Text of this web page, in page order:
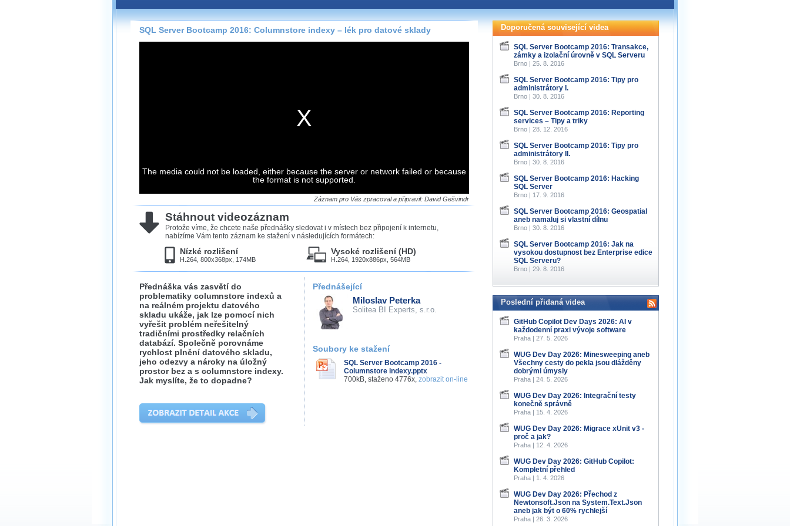
Záznamy na našem webu můžete pohodlně sledovat
přímo na stránce s využitím našehoHTML 5nebo
Silverlightpřehrávače.
Stahování záznamů
neumožňuje, proto umožňujeme stahování vybraných
Velmi staré záznamy máme historicky uložené
ve formátu, který není vhodný pro stahování,
proto je ke stažení nenabízíme.
SQL Server Bootcamp 2016: Columnstore indexy – lék pro datové sklady
The media could not be loaded, either because the server or network failed or because
the format is not supported.
Záznam pro Vás zpracoval a připravil: David Gešvindr
Stáhnout videozáznam
Protože víme, že chcete naše přednášky sledovat i v místech bez připojení k internetu,
nabízíme Vám tento záznam ke stažení v následujících formátech:
Nízké rozlišení
H.264, 800x368px, 174MB
Vysoké rozlišení (HD)
H.264, 1920x886px, 564MB
Přednáška vás zasvětí do
problematiky columnstore indexů a
na reálném projektu datového
skladu ukáže, jak lze pomocí nich
vyřešit problém neřešitelný
tradičními prostředky relačních
databází. Společně porovnáme
rychlost plnění datového skladu,
jeho odezvy a nároky na úložný
prostor bez a s columnstore indexy.
Jak myslíte, že to dopadne?
Přednášející
Miloslav Peterka
Solitea BI Experts, s.r.o.
Soubory ke stažení
SQL Server Bootcamp 2016 -
Columnstore indexy.pptx
700kB, staženo 4776x, zobrazit on-line
Doporučená související videa
SQL Server Bootcamp 2016: Transakce,
zámky a izolační úrovně v SQL Serveru
Brno | 25. 8. 2016
SQL Server Bootcamp 2016: Tipy pro
administrátory I.
Brno | 30. 8. 2016
SQL Server Bootcamp 2016: Reporting
services – Tipy a triky
Brno | 28. 12. 2016
SQL Server Bootcamp 2016: Tipy pro
administrátory II.
Brno | 30. 8. 2016
SQL Server Bootcamp 2016: Hacking
SQL Server
Brno | 17. 9. 2016
SQL Server Bootcamp 2016: Geospatial
aneb namaluj si vlastní dílnu
Brno | 30. 8. 2016
SQL Server Bootcamp 2016: Jak na
vysokou dostupnost bez Enterprise edice
SQL Serveru?
Brno | 29. 8. 2016
Poslední přidaná videa
GitHub Copilot Dev Days 2026: AI v
každodenní praxi vývoje software
Praha | 27. 5. 2026
WUG Dev Day 2026: Minesweeping aneb
Všechny cesty do pekla jsou dlážděny
dobrými úmysly
Praha | 24. 5. 2026
WUG Dev Day 2026: Integrační testy
konečně správně
Praha | 15. 4. 2026
WUG Dev Day 2026: Migrace xUnit v3 -
proč a jak?
Praha | 12. 4. 2026
WUG Dev Day 2026: GitHub Copilot:
Kompletní přehled
Praha | 1. 4. 2026
WUG Dev Day 2026: Přechod z
Newtonsoft.Json na System.Text.Json
aneb jak být o 60% rychlejší
Praha | 26. 3. 2026